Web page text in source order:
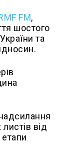
FM,
шостого
та
від